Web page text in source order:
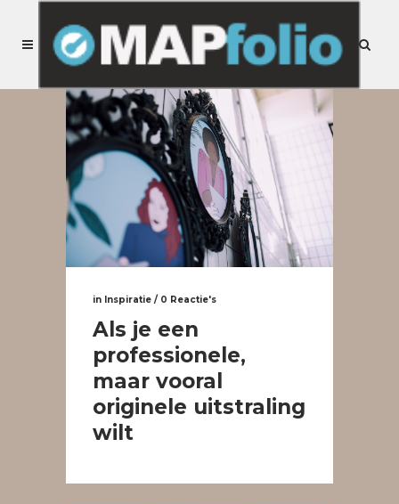
in Inspiratie / 0 Reactie's
Als je een
professionele,
maar vooral
originele uitstraling
wilt